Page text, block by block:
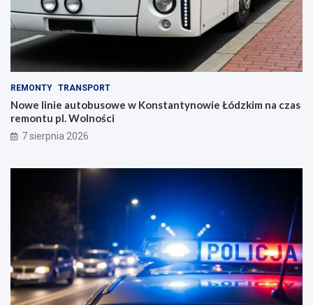
REMONTY TRANSPORT
Nowe linie autobusowe w Konstantynowie Łódzkim na czas
remontu pl. Wolności
7 sierpnia 2026